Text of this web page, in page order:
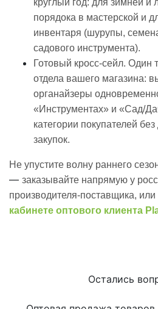
круглый год: для зимней и
порядока в мастерской и
инвентаря (шурупы,
садового инструмента).
Готовый кросс-сейл. Один
отдела вашего магазина:
органайзеры
«Инструментах» и «Сад/
категории покупателей
закупок.
Не упустите волну раннего
— заказывайте напрямую у
производителя-поставщика,
кабинете оптового клиента
Остались